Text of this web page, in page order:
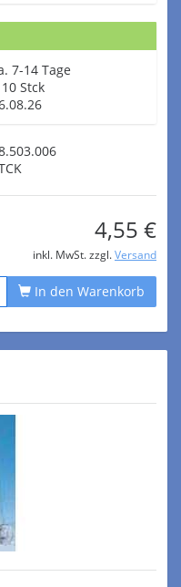
7-14 Tage
Stck
4,55 €
inkl. MwSt. zzgl. Versand
In den Warenkorb